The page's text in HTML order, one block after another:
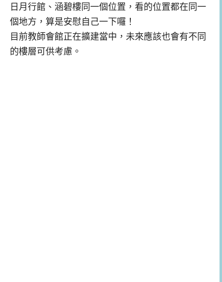
日月行館、涵碧樓同一個位置，看的位置都在同一
個地方，算是安慰自己一下囉！
目前教師會館正在擴建當中，未來應該也會有不同
的樓層可供考慮。